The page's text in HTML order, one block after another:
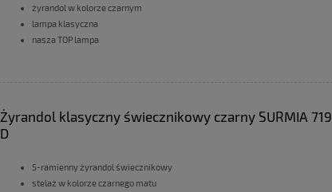
żyrandol w kolorze czarnym
lampa klasyczna
nasza TOP lampa
Żyrandol klasyczny świecznikowy czarny SURMIA 719
D
5-ramienny żyrandol świecznikowy
stelaż w kolorze czarnego matu